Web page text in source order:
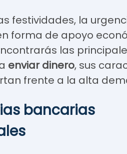
festividades, la
forma de apoyo
las
enviar dinero, sus
frente a la alta
bancarias